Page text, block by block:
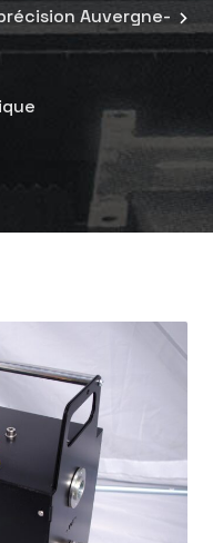
Auvergne-